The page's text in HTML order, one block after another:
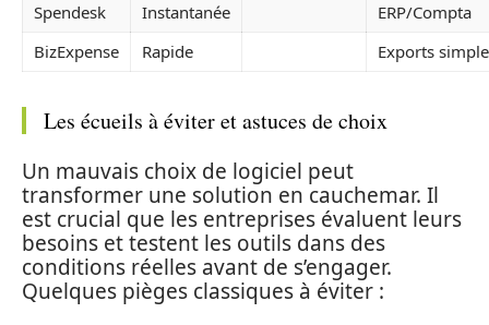
Spendesk
Instantanée
ERP/Compta
BizExpense
Rapide Exports
Les écueils à éviter et astuces de choix
Un mauvais choix de logiciel peut
transformer une solution en cauchemar. Il
est crucial que les entreprises évaluent leurs
besoins et testent les outils dans des
conditions réelles avant de s’engager.
Quelques pièges classiques à éviter :